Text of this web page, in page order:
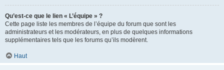
Qu’est-ce que le lien « L’équipe » ?
Cette page liste les membres de l’équipe du forum que sont les
administrateurs et les modérateurs, en plus de quelques informations
supplémentaires tels que les forums qu’ils modèrent.
Haut